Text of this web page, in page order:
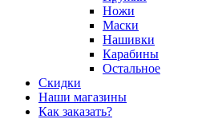
Ножи
Маски
Нашивки
Карабины
Остальное
Скидки
Наши магазины
Как заказать?